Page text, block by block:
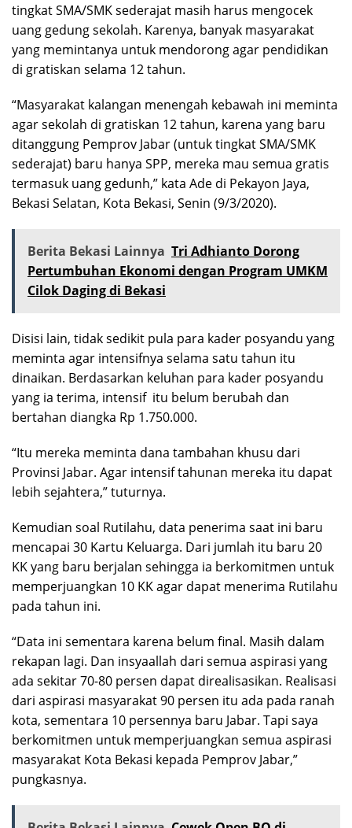
tingkat SMA/SMK sederajat masih harus mengocek
uang gedung sekolah. Karenya, banyak masyarakat
yang memintanya untuk mendorong agar pendidikan
di gratiskan selama 12 tahun.
“Masyarakat kalangan menengah kebawah ini meminta
agar sekolah di gratiskan 12 tahun, karena yang baru
ditanggung Pemprov Jabar (untuk tingkat SMA/SMK
sederajat) baru hanya SPP, mereka mau semua gratis
termasuk uang gedunh,” kata Ade di Pekayon Jaya,
Bekasi Selatan, Kota Bekasi, Senin (9/3/2020).
Berita Bekasi Lainnya Tri Adhianto Dorong
Pertumbuhan Ekonomi dengan Program UMKM
Cilok Daging di Bekasi
Disisi lain, tidak sedikit pula para kader posyandu yang
meminta agar intensifnya selama satu tahun itu
dinaikan. Berdasarkan keluhan para kader posyandu
yang ia terima, intensif itu belum berubah dan
bertahan diangka Rp 1.750.000.
“Itu mereka meminta dana tambahan khusu dari
Provinsi Jabar. Agar intensif tahunan mereka itu dapat
lebih sejahtera,” tuturnya.
Kemudian soal Rutilahu, data penerima saat ini baru
mencapai 30 Kartu Keluarga. Dari jumlah itu baru 20
KK yang baru berjalan sehingga ia berkomitmen untuk
memperjuangkan 10 KK agar dapat menerima Rutilahu
pada tahun ini.
“Data ini sementara karena belum final. Masih dalam
rekapan lagi. Dan insyaallah dari semua aspirasi yang
ada sekitar 70-80 persen dapat direalisasikan. Realisasi
dari aspirasi masyarakat 90 persen itu ada pada ranah
kota, sementara 10 persennya baru Jabar. Tapi saya
berkomitmen untuk memperjuangkan semua aspirasi
masyarakat Kota Bekasi kepada Pemprov Jabar,”
pungkasnya.